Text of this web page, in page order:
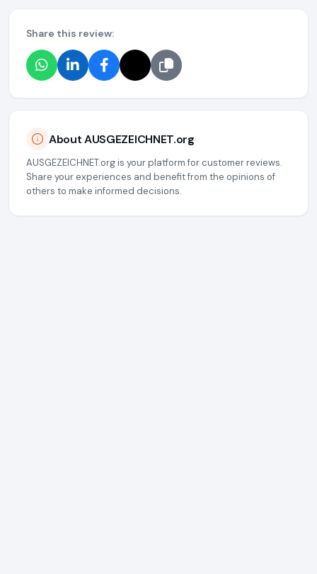
Share this review:
About AUSGEZEICHNET.org
AUSGEZEICHNET.org is your platform for customer reviews.
Share your experiences and benefit from the opinions of
others to make informed decisions.